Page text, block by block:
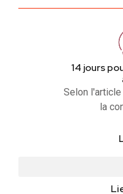
14 jours
Selon
la